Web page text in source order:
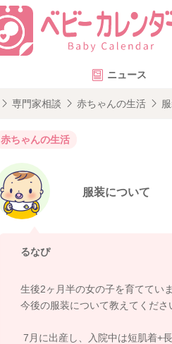
ニュース
専門家相談 赤ちゃんの生活
赤ちゃんの生活
服装について
るなぴ
生後2ヶ月半の女の子を育てていま
今後の服装について教えてくださ
7月に出産し、入院中は短肌着+